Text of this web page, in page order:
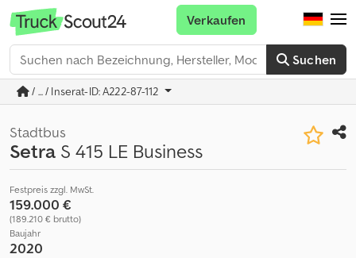
Suchen
Verkaufen
/ ... / Inserat-ID: A222-87-112
Stadtbus
Setra S 415 LE Business
Festpreis zzgl. MwSt.
159.000 €
(189.210 € brutto)
Baujahr
2020